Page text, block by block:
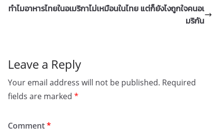
ทำไมอาหารไทยในอเมริกาไม่เหมือนในไทย แต่ก็ยังไงถูกใจคนอเ
มริกัน
Leave a Reply
Your email address will not be published. Required
fields are marked *
Comment*